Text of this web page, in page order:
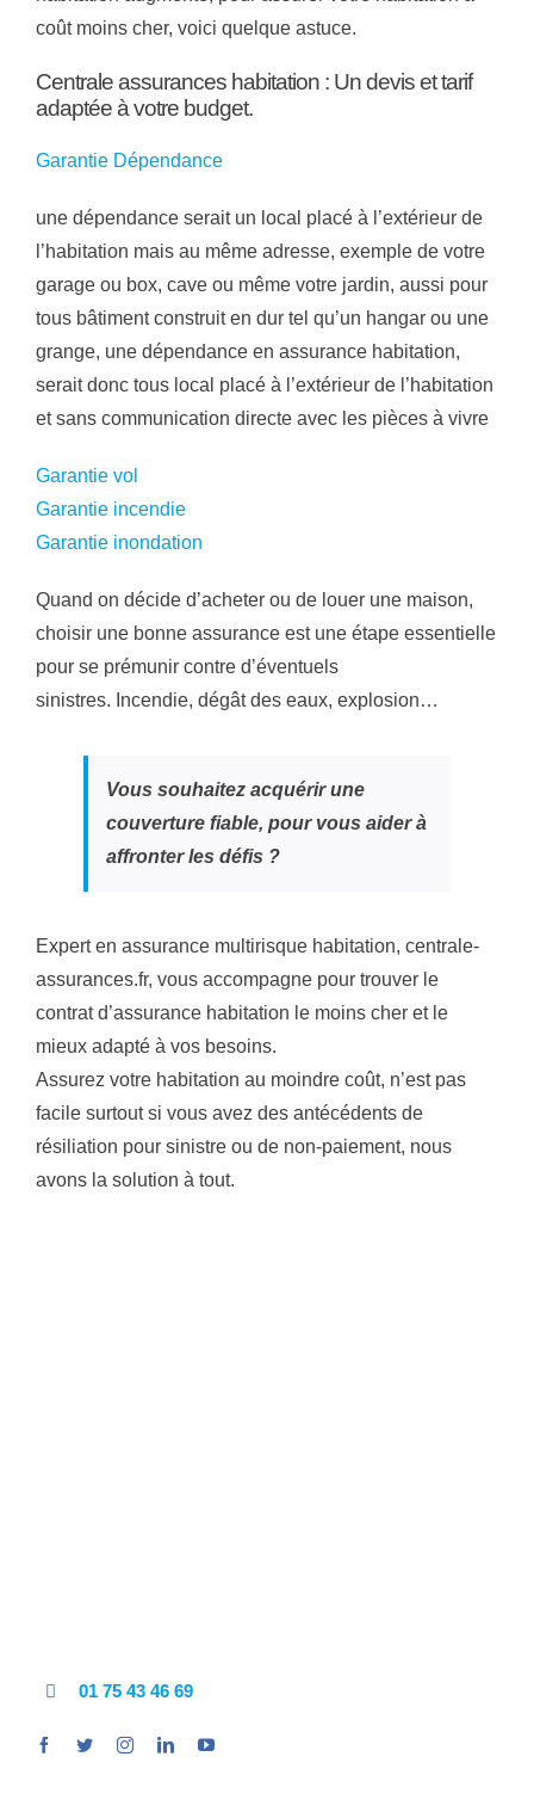
coût moins cher, voici quelque astuce.
Centrale assurances habitation : Un devis et tarif
adaptée à votre budget.
Garantie Dépendance
une dépendance serait un local placé à l’extérieur de
l’habitation mais au même adresse, exemple de votre
garage ou box, cave ou même votre jardin, aussi pour
tous bâtiment construit en dur tel qu’un hangar ou une
grange, une dépendance en assurance habitation,
serait donc tous local placé à l’extérieur de l’habitation
et sans communication directe avec les pièces à vivre
Garantie vol
Garantie incendie
Garantie inondation
Quand on décide d’acheter ou de louer une maison,
choisir une bonne assurance est une étape essentielle
pour se prémunir contre d’éventuels
sinistres. Incendie, dégât des eaux, explosion…
Vous souhaitez acquérir une
couverture fiable, pour vous aider à
affronter les défis ?
Expert en assurance multirisque habitation, centrale-
assurances.fr, vous accompagne pour trouver le
contrat d’assurance habitation le moins cher et le
mieux adapté à vos besoins.
Assurez votre habitation au moindre coût, n’est pas
facile surtout si vous avez des antécédents de
résiliation pour sinistre ou de non-paiement, nous
avons la solution à tout.
01 75 43 46 69